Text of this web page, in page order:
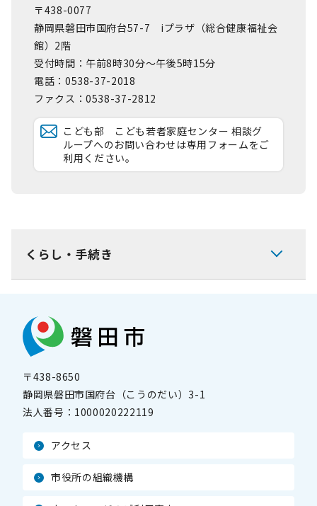
〒438-0077
静岡県磐田市国府台57-7 iプラザ（総合健康福祉会
館）2階
受付時間：午前8時30分～午後5時15分
電話：0538-37-2018
ファクス：0538-37-2812
こども部 こども若者家庭センター 相談グ
ループへのお問い合わせは専用フォームをご
利用ください。
くらし・手続き
〒438-8650
静岡県磐田市国府台（こうのだい）3-1
法人番号： 1000020222119
アクセス
市役所の組織機構